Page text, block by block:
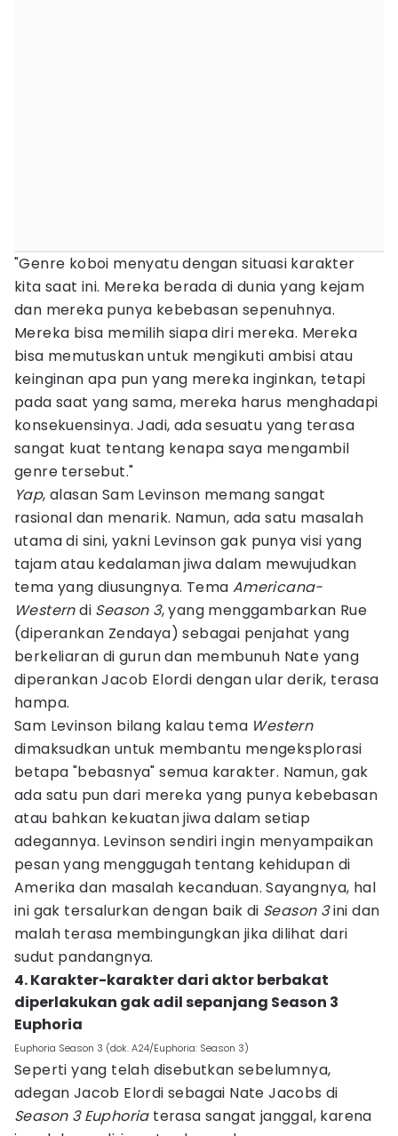
"Genre koboi menyatu dengan situasi karakter
kita saat ini. Mereka berada di dunia yang kejam
dan mereka punya kebebasan sepenuhnya.
Mereka bisa memilih siapa diri mereka. Mereka
bisa memutuskan untuk mengikuti ambisi atau
keinginan apa pun yang mereka inginkan, tetapi
pada saat yang sama, mereka harus menghadapi
konsekuensinya. Jadi, ada sesuatu yang terasa
sangat kuat tentang kenapa saya mengambil
genre tersebut."
Yap, alasan Sam Levinson memang sangat
rasional dan menarik. Namun, ada satu masalah
utama di sini, yakni Levinson gak punya visi yang
tajam atau kedalaman jiwa dalam mewujudkan
tema yang diusungnya. Tema Americana-
Westerndi Season 3, yang menggambarkan Rue
(diperankan Zendaya) sebagai penjahat yang
berkeliaran di gurun dan membunuh Nate yang
diperankan Jacob Elordi dengan ular derik, terasa
hampa.
Sam Levinson bilang kalau tema Western
dimaksudkan untuk membantu mengeksplorasi
betapa "bebasnya" semua karakter. Namun, gak
ada satu pun dari mereka yang punya kebebasan
atau bahkan kekuatan jiwa dalam setiap
adegannya. Levinson sendiri ingin menyampaikan
pesan yang menggugah tentang kehidupan di
Amerika dan masalah kecanduan. Sayangnya, hal
ini gak tersalurkan dengan baik di Season 3ini dan
malah terasa membingungkan jika dilihat dari
sudut pandangnya.
4. Karakter-karakter dari aktor berbakat
diperlakukan gak adil sepanjang Season 3
Euphoria
Euphoria Season 3 (dok. A24/Euphoria: Season 3)
Seperti yang telah disebutkan sebelumnya,
adegan Jacob Elordi sebagai Nate Jacobs di
Season 3 Euphoriaterasa sangat janggal, karena